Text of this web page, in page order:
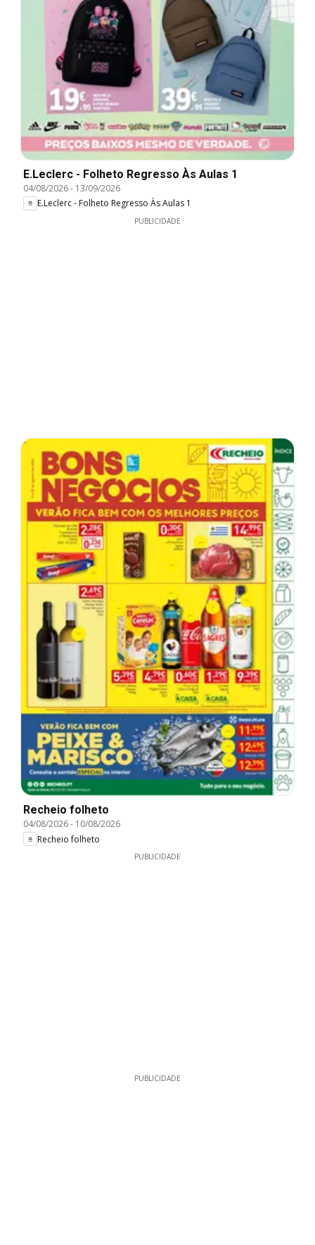
E.Leclerc - Folheto Regresso Às Aulas 1
04/08/2026- 13/09/2026
E.Leclerc - Folheto Regresso Às Aulas 1
PUBLICIDADE
Recheio folheto
04/08/2026- 10/08/2026
Recheio folheto
PUBLICIDADE
PUBLICIDADE